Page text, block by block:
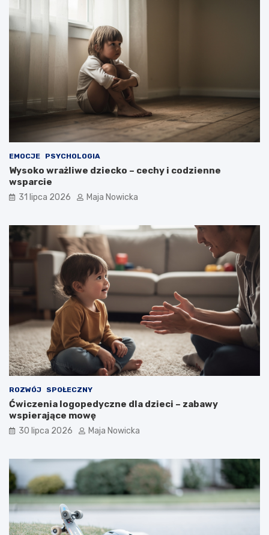
EMOCJE PSYCHOLOGIA
Wysoko wrażliwe dziecko – cechy i codzienne
wsparcie
31 lipca 2026 Maja Nowicka
ROZWÓJ SPOŁECZNY
Ćwiczenia logopedyczne dla dzieci – zabawy
wspierające mowę
30 lipca 2026 Maja Nowicka